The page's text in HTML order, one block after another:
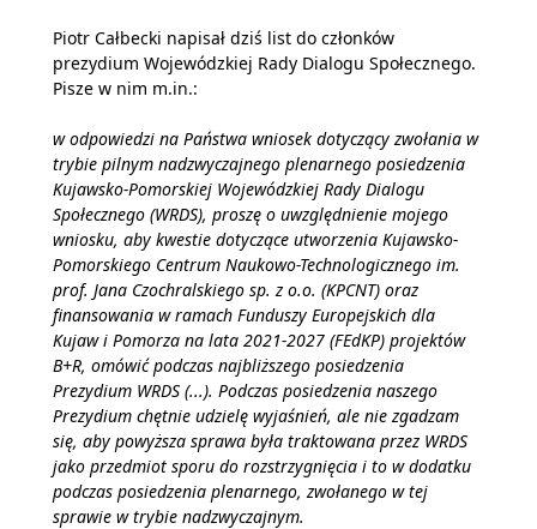
Piotr Całbecki napisał dziś list do członków
prezydium Wojewódzkiej Rady Dialogu Społecznego.
Pisze w nim m.in.:
w odpowiedzi na Państwa wniosek dotyczący zwołania w
trybie pilnym nadzwyczajnego plenarnego posiedzenia
Kujawsko-Pomorskiej Wojewódzkiej Rady Dialogu
Społecznego (WRDS), proszę o uwzględnienie mojego
wniosku, aby kwestie dotyczące utworzenia Kujawsko-
Pomorskiego Centrum Naukowo-Technologicznego im.
prof. Jana Czochralskiego sp. z o.o. (KPCNT) oraz
finansowania w ramach Funduszy Europejskich dla
Kujaw i Pomorza na lata 2021-2027 (FEdKP) projektów
B+R, omówić podczas najbliższego posiedzenia
Prezydium WRDS (...). Podczas posiedzenia naszego
Prezydium chętnie udzielę wyjaśnień, ale nie zgadzam
się, aby powyższa sprawa była traktowana przez WRDS
jako przedmiot sporu do rozstrzygnięcia i to w dodatku
podczas posiedzenia plenarnego, zwołanego w tej
sprawie w trybie nadzwyczajnym.